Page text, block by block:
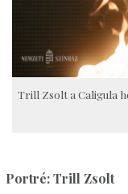
Trill Zsolt a Caligula
Portré: Trill Zsolt